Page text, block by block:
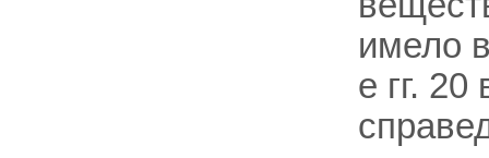
имело
е гг.